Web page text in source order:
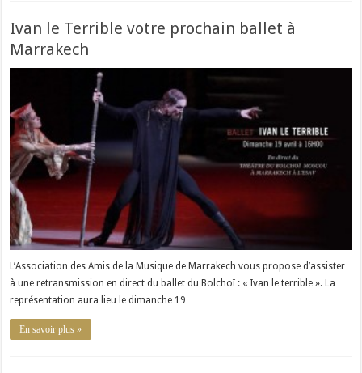
Ivan le Terrible votre prochain ballet à
Marrakech
L’Association des Amis de la Musique de Marrakech vous propose d’assister
à une retransmission en direct du ballet du Bolchoï : « Ivan le terrible ». La
représentation aura lieu le dimanche 19 …
En savoir plus »